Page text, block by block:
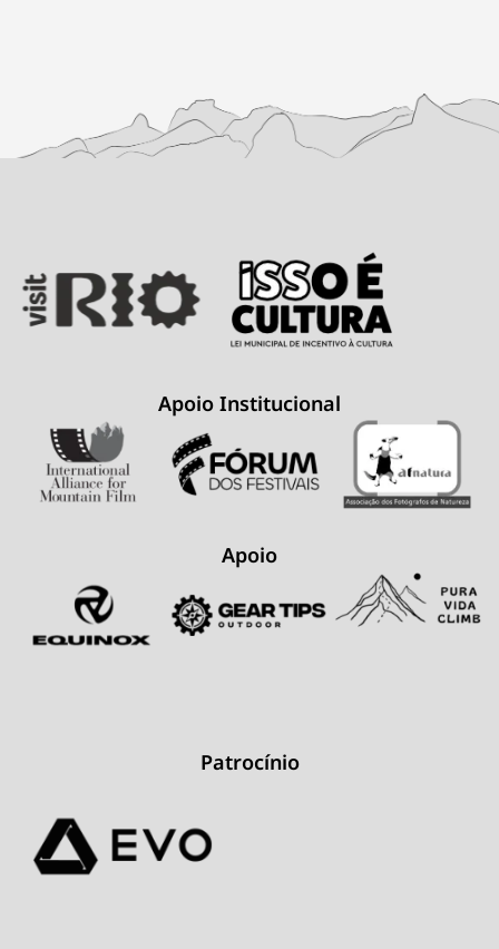
Apoio Institucional
Apoio
Patrocínio